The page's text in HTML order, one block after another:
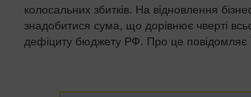
колосальних збитків. На відновлення
знадобитися сума, що дорівнює чверті
дефіциту бюджету РФ. Про це повідомляє